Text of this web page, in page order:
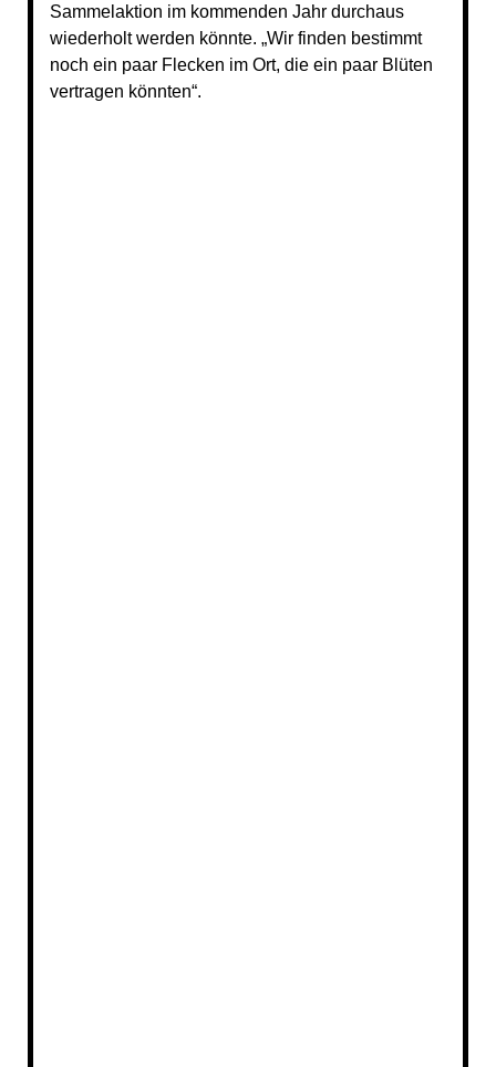
Sammelaktion im kommenden Jahr durchaus
wiederholt werden könnte. „Wir finden bestimmt
noch ein paar Flecken im Ort, die ein paar Blüten
vertragen könnten“.